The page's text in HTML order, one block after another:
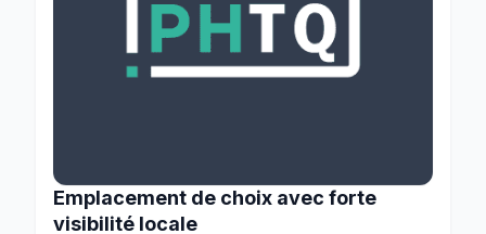
Emplacement de choix avec forte
visibilité locale